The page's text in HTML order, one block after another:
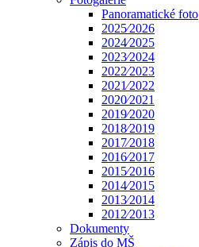
Panoramatické foto
2025⁄2026
2024⁄2025
2023⁄2024
2022⁄2023
2021⁄2022
2020⁄2021
2019⁄2020
2018⁄2019
2017⁄2018
2016⁄2017
2015⁄2016
2014⁄2015
2013⁄2014
2012⁄2013
Dokumenty
Zápis do MŠ